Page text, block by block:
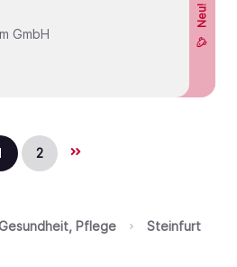
GmbH
Neu!
2
Pflege Steinfurt